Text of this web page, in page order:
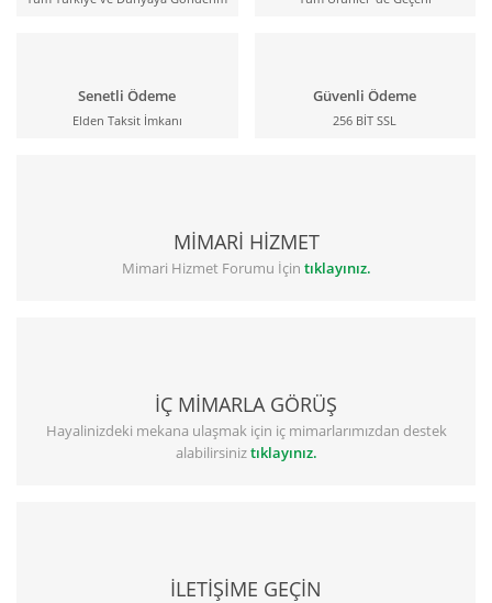
Senetli Ödeme
Elden Taksit İmkanı
Güvenli Ödeme
256 BİT SSL
MİMARİ HİZMET
Mimari Hizmet Forumu İçin tıklayınız.
İÇ MİMARLA GÖRÜŞ
Hayalinizdeki mekana ulaşmak için iç mimarlarımızdan destek
alabilirsiniztıklayınız.
İLETİŞİME GEÇİN